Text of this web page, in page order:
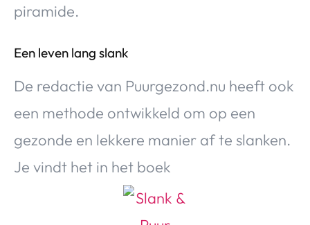
piramide.
Een leven lang slank
De redactie van Puurgezond.nu heeft ook
een methode ontwikkeld om op een
gezonde en lekkere manier af te slanken.
Je vindt het in het boek